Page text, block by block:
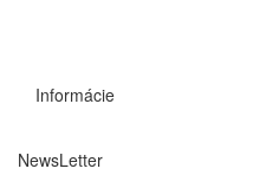
Informácie
NewsLetter